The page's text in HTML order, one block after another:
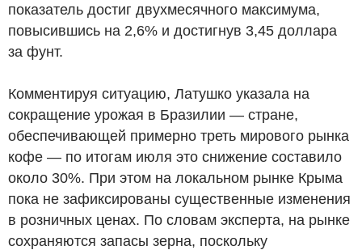
показатель достиг двухмесячного максимума,
повысившись на 2,6% и достигнув 3,45 доллара
за фунт.
Комментируя ситуацию, Латушко указала на
сокращение урожая в Бразилии — стране,
обеспечивающей примерно треть мирового рынка
кофе — по итогам июля это снижение составило
около 30%. При этом на локальном рынке Крыма
пока не зафиксированы существенные изменения
в розничных ценах. По словам эксперта, на рынке
сохраняются запасы зерна, поскольку